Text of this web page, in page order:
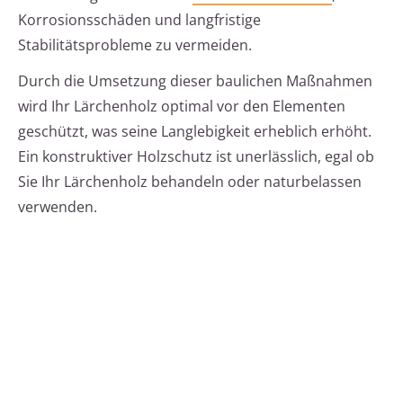
Korrosionsschäden und langfristige
Stabilitätsprobleme zu vermeiden.
Durch die Umsetzung dieser baulichen Maßnahmen
wird Ihr Lärchenholz optimal vor den Elementen
geschützt, was seine Langlebigkeit erheblich erhöht.
Ein konstruktiver Holzschutz ist unerlässlich, egal ob
Sie Ihr Lärchenholz behandeln oder naturbelassen
verwenden.